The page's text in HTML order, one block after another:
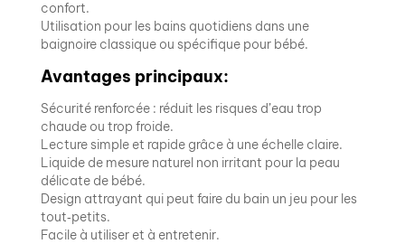
confort.
Utilisation pour les bains quotidiens dans une
baignoire classique ou spécifique pour bébé.
Avantages principaux:
Sécurité renforcée : réduit les risques d’eau trop
chaude ou trop froide.
Lecture simple et rapide grâce à une échelle claire.
Liquide de mesure naturel non irritant pour la peau
délicate de bébé.
Design attrayant qui peut faire du bain un jeu pour les
tout‑petits.
Facile à utiliser et à entretenir.